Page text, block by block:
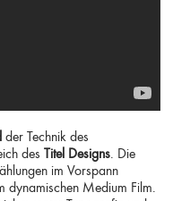
der Technik des
des Titel Designs. Die
im Vorspann
dynamischen Medium Film.